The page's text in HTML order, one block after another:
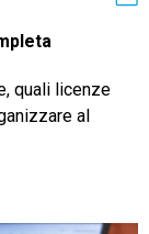
quali licenze
al